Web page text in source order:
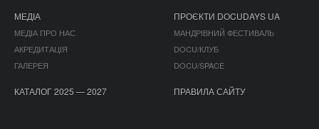
МЕДІА
МЕДІА ПРО НАС
АКРЕДИТАЦІЯ
ГАЛЕРЕЯ
ПРОЄКТИ DOCUDAYS UA
МАНДРІВНИЙ ФЕСТИВАЛЬ
DOCU/КЛУБ
DOCU/SPACE
КАТАЛОГ 2025 — 2027 ПРАВИЛА САЙТУ